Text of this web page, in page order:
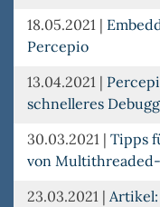
18.05.2021 |
Percepio
13.04.2021 |
schnelleres
30.03.2021 | Tipps
von
23.03.2021 |